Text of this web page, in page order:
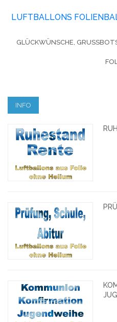
LUFTBALLONS
GLÜCKWÜNSCHE,
INFO